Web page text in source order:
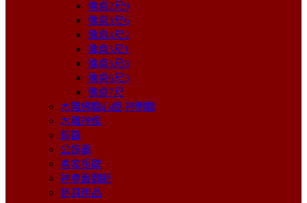
佛桌2尺9
佛桌3尺6
佛桌4尺2
佛桌5尺1
佛桌5尺8
佛桌6尺3
佛桌7尺
木雕佛聯心經,神明聯
木雕神像
銅器
公媽龕
客家祖牌
神尊舊翻新
佛具用品